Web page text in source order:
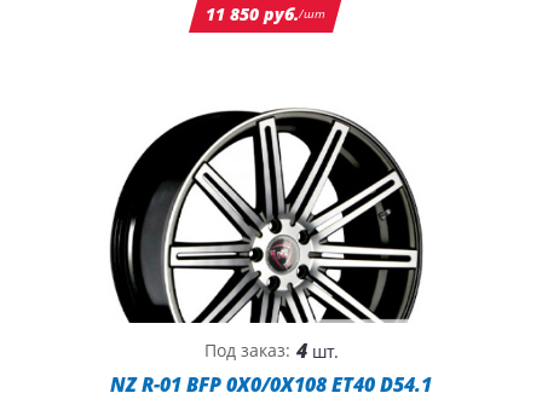
11 850 руб./шт
Под заказ: 4шт.
NZ R-01 BFP 0X0/0X108 ET40 D54.1